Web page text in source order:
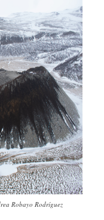
Robayo Rodríguez